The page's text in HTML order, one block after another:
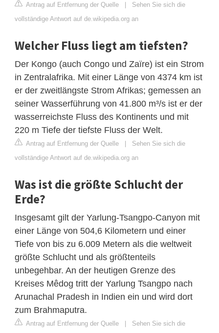
Antrag auf Entfernung der Quelle | Sehen Sie sich die
vollständige Antwort auf de.wikipedia.org an
Welcher Fluss liegt am tiefsten?
Der Kongo (auch Congo und Zaïre) ist ein Strom
in Zentralafrika. Mit einer Länge von 4374 km ist
er der zweitlängste Strom Afrikas; gemessen an
seiner Wasserführung von 41.800 m³/s ist er der
wasserreichste Fluss des Kontinents und mit
220 m Tiefe der tiefste Fluss der Welt.
Antrag auf Entfernung der Quelle | Sehen Sie sich die
vollständige Antwort auf de.wikipedia.org an
Was ist die größte Schlucht der
Erde?
Insgesamt gilt der Yarlung-Tsangpo-Canyon mit
einer Länge von 504,6 Kilometern und einer
Tiefe von bis zu 6.009 Metern als die weltweit
größte Schlucht und als größtenteils
unbegehbar. An der heutigen Grenze des
Kreises Mêdog tritt der Yarlung Tsangpo nach
Arunachal Pradesh in Indien ein und wird dort
zum Brahmaputra.
Antrag auf Entfernung der Quelle | Sehen Sie sich die